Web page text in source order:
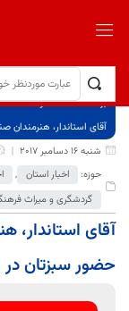
برگ نخست
نوشته‌ها
آقای استاندار، هنرمندان
شنبه 16 دسامبر 2017
حوزه:
اخبار استان ,
گردشگری و میراث
آقای استاندار،
حضور سبزتان در